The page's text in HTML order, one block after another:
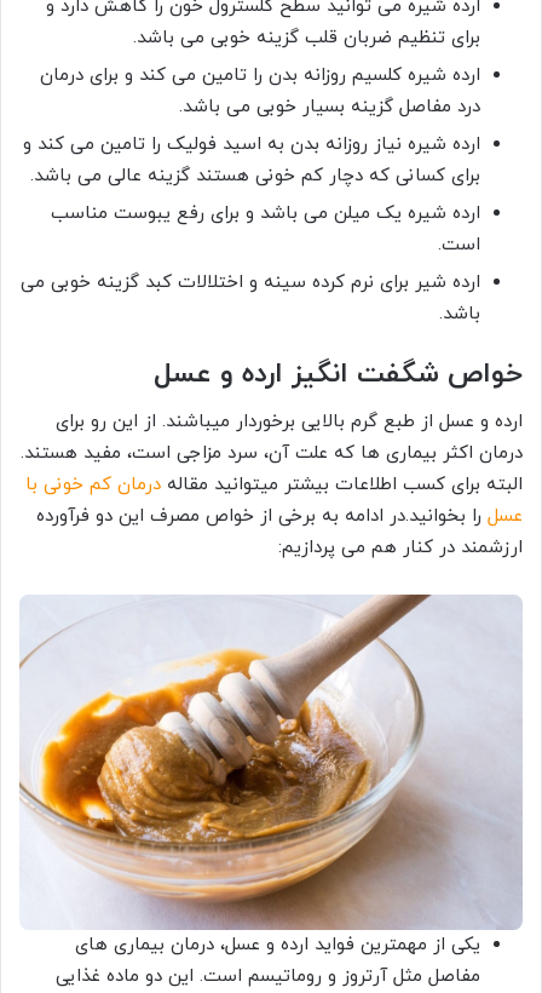
ارده شیره می توانید سطح کلسترول خون را کاهش دارد و
برای تنظیم ضربان قلب گزینه خوبی می باشد.
ارده شیره کلسیم روزانه بدن را تامین می کند و برای درمان
درد مفاصل گزینه بسیار خوبی می باشد.
ارده شیره نیاز روزانه بدن به اسید فولیک را تامین می کند و
برای کسانی که دچار کم خونی هستند گزینه عالی می باشد.
ارده شیره یک میلن می باشد و برای رفع یبوست مناسب
است.
ارده شیر برای نرم کرده سینه و اختلالات کبد گزینه خوبی می
باشد.
خواص شگفت انگیز ارده و عسل
ارده و عسل از طبع گرم بالایی برخوردار میباشند. از این رو برای
درمان اکثر بیماری ها که علت آن، سرد مزاجی است، مفید هستند.
البته برای کسب اطلاعات بیشتر میتوانید مقاله درمان کم خونی با
عسل را بخوانید.در ادامه به برخی از خواص مصرف این دو فرآورده
ارزشمند در کنار هم می پردازیم:
یکی از مهمترین فواید ارده و عسل، درمان بیماری های
مفاصل مثل آرتروز و روماتیسم است. این دو ماده غذایی